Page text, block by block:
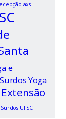
axs
e
Yoga
UFSC